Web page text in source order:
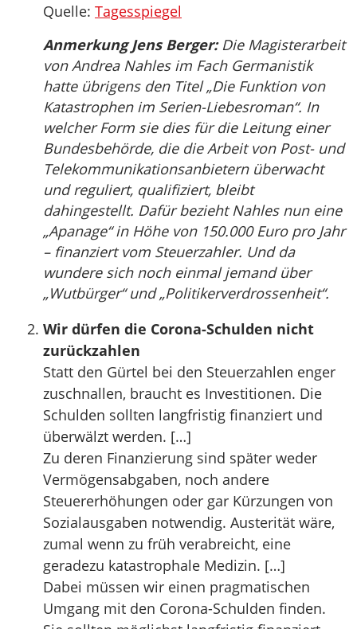
Quelle: Tagesspiegel
Anmerkung Jens Berger:Die Magisterarbeit
von Andrea Nahles im Fach Germanistik
hatte übrigens den Titel „Die Funktion von
Katastrophen im Serien-Liebesroman“. In
welcher Form sie dies für die Leitung einer
Bundesbehörde, die die Arbeit von Post- und
Telekommunikationsanbietern überwacht
und reguliert, qualifiziert, bleibt
dahingestellt. Dafür bezieht Nahles nun eine
„Apanage“ in Höhe von 150.000 Euro pro Jahr
– finanziert vom Steuerzahler. Und da
wundere sich noch einmal jemand über
„Wutbürger“ und „Politikerverdrossenheit“.
Wir dürfen die Corona-Schulden nicht
zurückzahlen
Statt den Gürtel bei den Steuerzahlen enger
zuschnallen, braucht es Investitionen. Die
Schulden sollten langfristig finanziert und
überwälzt werden. […]
Zu deren Finanzierung sind später weder
Vermögensabgaben, noch andere
Steuererhöhungen oder gar Kürzungen von
Sozialausgaben notwendig. Austerität wäre,
zumal wenn zu früh verabreicht, eine
geradezu katastrophale Medizin. […]
Dabei müssen wir einen pragmatischen
Umgang mit den Corona-Schulden finden.